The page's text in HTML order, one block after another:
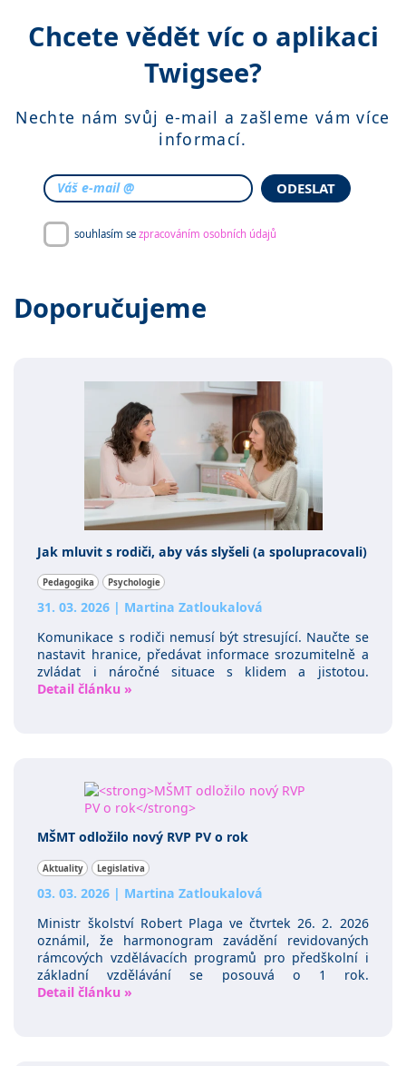
Chcete vědět víc o aplikaci
Twigsee?
Nechte nám svůj e-mail a zašleme vám více
informací.
ODESLAT
souhlasím sezpracováním osobních údajů
Doporučujeme
Jak mluvit s rodiči, aby vás slyšeli (a spolupracovali)
Pedagogika Psychologie
31. 03. 2026 | Martina Zatloukalová
Komunikace s rodiči nemusí být stresující. Naučte se
nastavit hranice, předávat informace srozumitelně a
zvládat i náročné situace s klidem a jistotou.
Detail článku »
MŠMT odložilo nový RVP PV o rok
Aktuality Legislativa
03. 03. 2026 | Martina Zatloukalová
Ministr školství Robert Plaga ve čtvrtek 26. 2. 2026
oznámil, že harmonogram zavádění revidovaných
rámcových vzdělávacích programů pro předškolní i
základní vzdělávání se posouvá o 1 rok.
Detail článku »